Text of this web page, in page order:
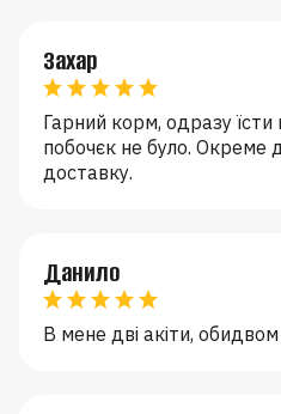
Захар
Гарний корм, одразу їсти
побочєк не було. Окреме
доставку.
Данило
В мене дві акіти,